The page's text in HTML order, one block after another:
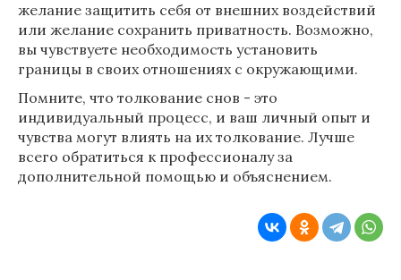
желание защитить себя от внешних воздействий
или желание сохранить приватность. Возможно,
вы чувствуете необходимость установить
границы в своих отношениях с окружающими.
Помните, что толкование снов - это
индивидуальный процесс, и ваш личный опыт и
чувства могут влиять на их толкование. Лучше
всего обратиться к профессионалу за
дополнительной помощью и объяснением.